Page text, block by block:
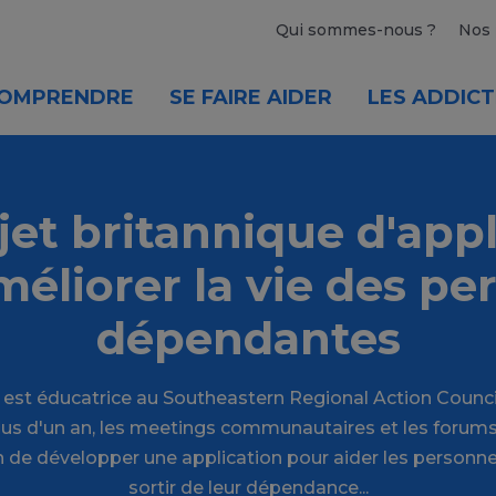
Qui sommes-nous ? Nos
SE FAIRE AIDER LES
britannique
la vie des
dépendantes
éducatrice au Southeastern Regional Action
d'un an, les meetings communautaires et les
de développer une application pour aider les
sortir de leur dépendance...